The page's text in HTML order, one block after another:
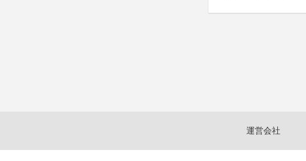
運営会社